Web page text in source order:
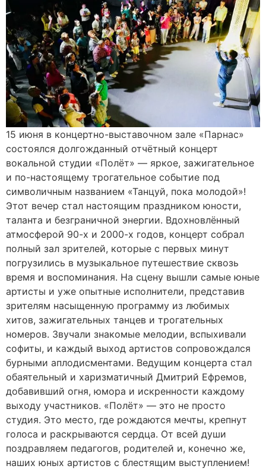
15 июня в концертно-выставочном зале «Парнас»
состоялся долгожданный отчётный концерт
вокальной студии «Полёт» — яркое, зажигательное
и по-настоящему трогательное событие под
символичным названием «Танцуй, пока молодой»!
Этот вечер стал настоящим праздником юности,
таланта и безграничной энергии. Вдохновлённый
атмосферой 90-х и 2000-х годов, концерт собрал
полный зал зрителей, которые с первых минут
погрузились в музыкальное путешествие сквозь
время и воспоминания. На сцену вышли самые юные
артисты и уже опытные исполнители, представив
зрителям насыщенную программу из любимых
хитов, зажигательных танцев и трогательных
номеров. Звучали знакомые мелодии, вспыхивали
софиты, и каждый выход артистов сопровождался
бурными аплодисментами. Ведущим концерта стал
обаятельный и харизматичный Дмитрий Ефремов,
добавивший огня, юмора и искренности каждому
выходу участников. «Полёт» — это не просто
студия. Это место, где рождаются мечты, крепнут
голоса и раскрываются сердца. От всей души
поздравляем педагогов, родителей и, конечно же,
наших юных артистов с блестящим выступлением!